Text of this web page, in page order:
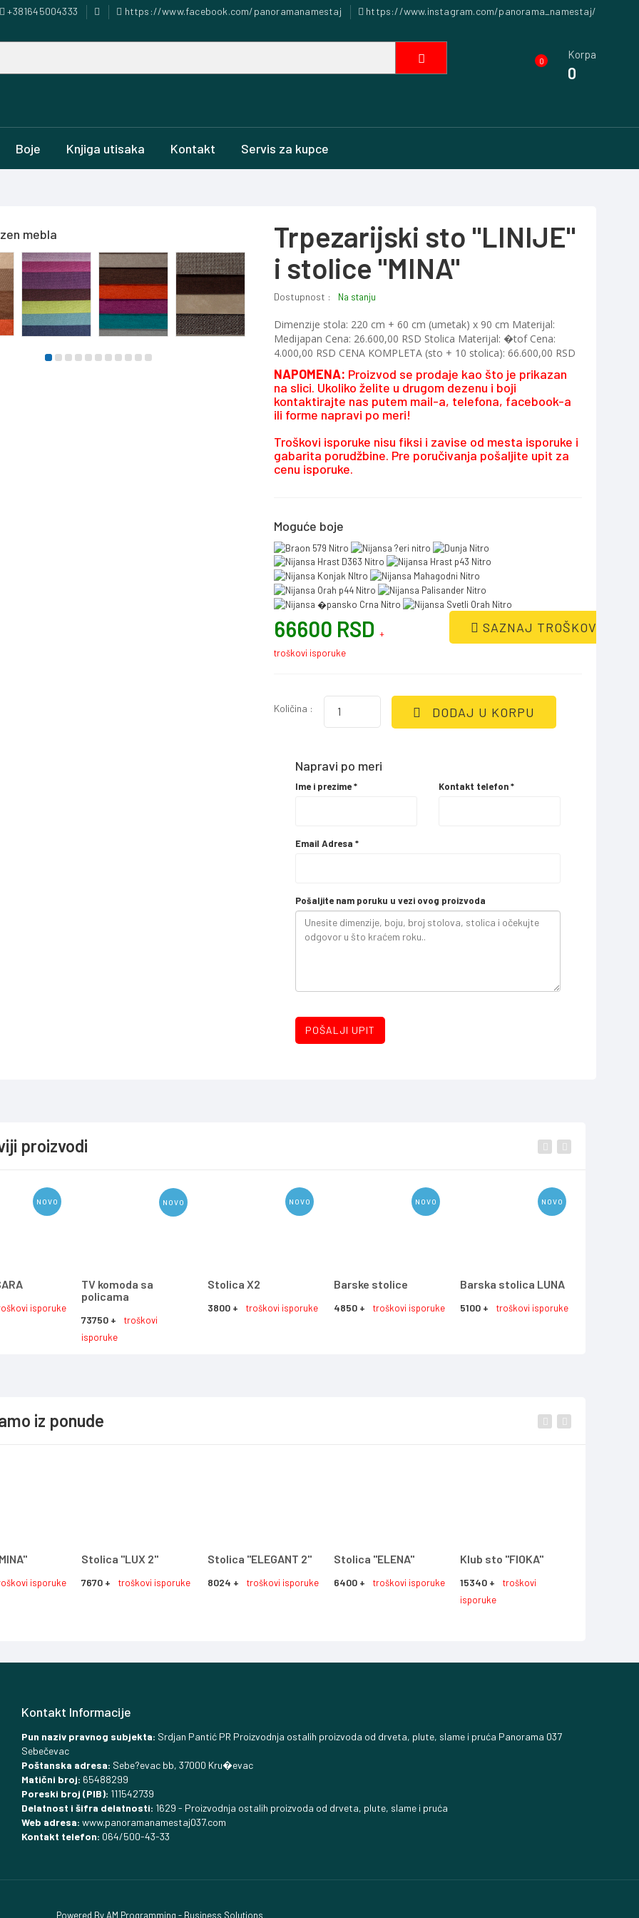
+381645004333 https://www.facebook.com/panoramanamestaj https://www.instagram.com/panorama_namestaj/
0
Korpa
0
Boje Knjiga utisaka Kontakt Servis za kupce
mebla
Trpezarijski sto "LINIJE"
i stolice "MINA"
Dostupnost : Na stanju
Dimenzije stola: 220 cm + 60 cm (umetak) x 90 cm Materijal:
Medijapan Cena: 26.600,00 RSD Stolica Materijal: �tof Cena:
4.000,00 RSD CENA KOMPLETA (sto + 10 stolica): 66.600,00 RSD
NAPOMENA: Proizvod se prodaje kao što je prikazan
na slici. Ukoliko želite u drugom dezenu i boji
kontaktirajte nas putem mail-a, telefona, facebook-a
ili forme napravi po meri!
Troškovi isporuke nisu fiksi i zavise od mesta isporuke i
gabarita porudžbine. Pre poručivanja pošaljite upit za
cenu isporuke.
Moguće boje
66600 RSD +
troškovi isporuke
SAZNAJ TROŠKOVE
Količina : DODAJ U KORPU
Napravi po meri
Ime i prezime* Kontakt telefon*
Email Adresa *
Pošaljite nam poruku u vezi ovog proizvoda
POŠALJI UPIT
proizvodi
NOVO
isporuke
NOVO
TV komoda sa
policama
73750 +
troškovi
isporuke
NOVO
Stolica X2
3800 + troškovi isporuke
NOVO
Barske stolice
4850 + troškovi isporuke
NOVO
Barska stolica LUNA
5100 + troškovi isporuke
iz ponude
isporuke
Stolica "LUX 2"
7670 + troškovi isporuke
Stolica "ELEGANT 2"
8024 + troškovi isporuke
Stolica "ELENA"
6400 + troškovi isporuke
Klub sto "FIOKA"
15340 +
troškovi
isporuke
Kontakt Informacije
Pun naziv pravnog subjekta: Srdjan Pantić PR Proizvodnja ostalih proizvoda od drveta, plute, slame i pruća Panorama 037
Sebečevac
Poštanska adresa: Sebe?evac bb, 37000 Kru�evac
Matični broj: 65488299
Poreski broj (PIB): 111542739
Delatnost i šifra delatnosti: 1629 - Proizvodnja ostalih proizvoda od drveta, plute, slame i pruća
Web adresa: www.panoramanamestaj037.com
Kontakt telefon: 064/500-43-33
Powered By AM Programming - Business Solutions